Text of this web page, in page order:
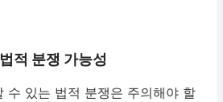
적 분쟁 가능성
수 있는 법적 분쟁은 주의해야 할